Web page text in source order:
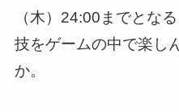
（木）24:00までとな
技をゲームの中で楽し
か。